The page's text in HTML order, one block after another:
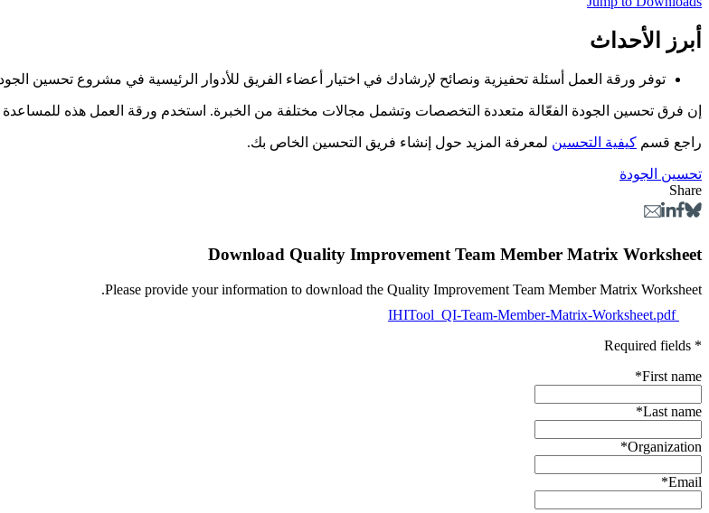
أبرز الأحداث
توفر ورقة العمل أسئلة تحفيزية ونصائح لإرشادك في اختيار أعضاء الفريق للأدوار الرئيسية في مشروع تحسين
إن فرق تحسين الجودة الفعّالة متعددة التخصصات وتشمل مجالات مختلفة من الخبرة. استخدم ورقة العمل هذه
راجع قسم كيفية التحسين لمعرفة المزيد حول إنشاء فريق التحسين الخاص بك.
تحسين الجودة
Share
Download Quality Improvement Team Member Matrix Worksheet
Please provide your information to download the Quality Improvement Team Member Matrix Worksheet.
IHITool_QI-Team-Member-Matrix-Worksheet.pdf
* Required fields
First name
*
Last name
*
Organization
*
Email
*